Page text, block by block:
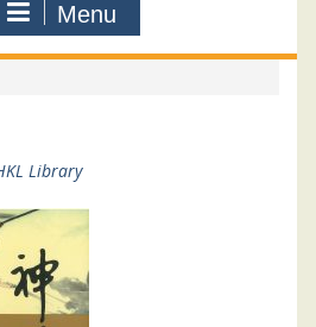
Menu
Library